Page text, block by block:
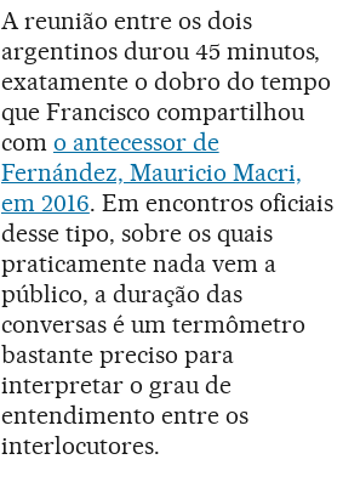
A reunião entre os dois
argentinos durou 45 minutos,
exatamente o dobro do tempo
que Francisco compartilhou
com o antecessor de
Fernández, Mauricio Macri,
em 2016. Em encontros oficiais
desse tipo, sobre os quais
praticamente nada vem a
público, a duração das
conversas é um termômetro
bastante preciso para
interpretar o grau de
entendimento entre os
interlocutores.